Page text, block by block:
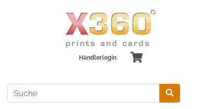
Händlerlogin